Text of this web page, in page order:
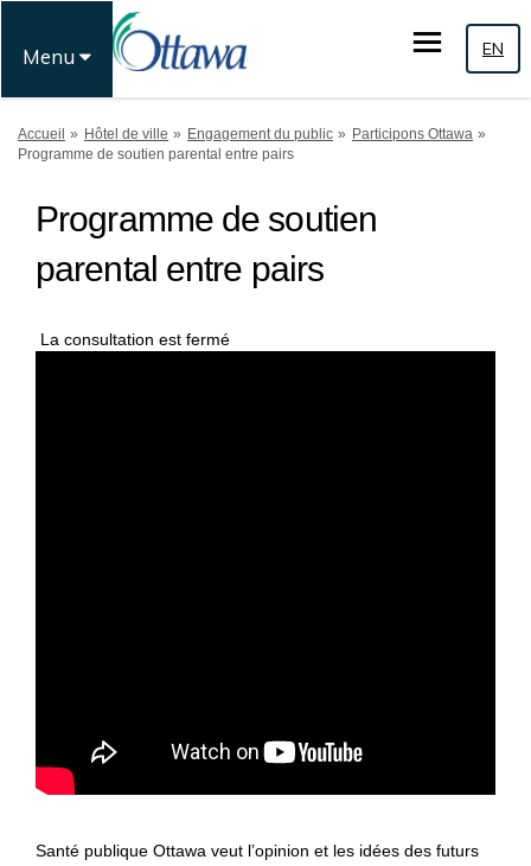
Menu EN
Vous êtes ici:
Accueil Hôtel de ville Engagement du public
Participons Ottawa
Programme de soutien parental entre pairs
Programme de soutien
parental entre pairs
La consultation est fermé
Santé publique Ottawa veut l’opinion et les idées des futurs